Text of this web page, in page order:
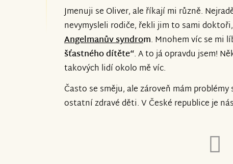
Prodloužení sbírky o dalších 60 dní.
Máme velikou radost, že nám dva dny
znesnáze21 a nabídli možnost
Dva dny před původním ukončením jsme
teď dalších 60 dní na dosáhnutí 100%.
budeme nucení zrušit nebo přesunout
Jmenuji se Oliver, ale říkají mi různě.
nevymysleli rodiče, řekli jim to sami
Angelmanův syndrom. Mnohem víc se mi
šťastného dítěte“. A to já opravdu jsem!
takových lidí okolo mě víc.
Často se směju, ale zároveň mám
ostatní zdravé děti. V České republice je